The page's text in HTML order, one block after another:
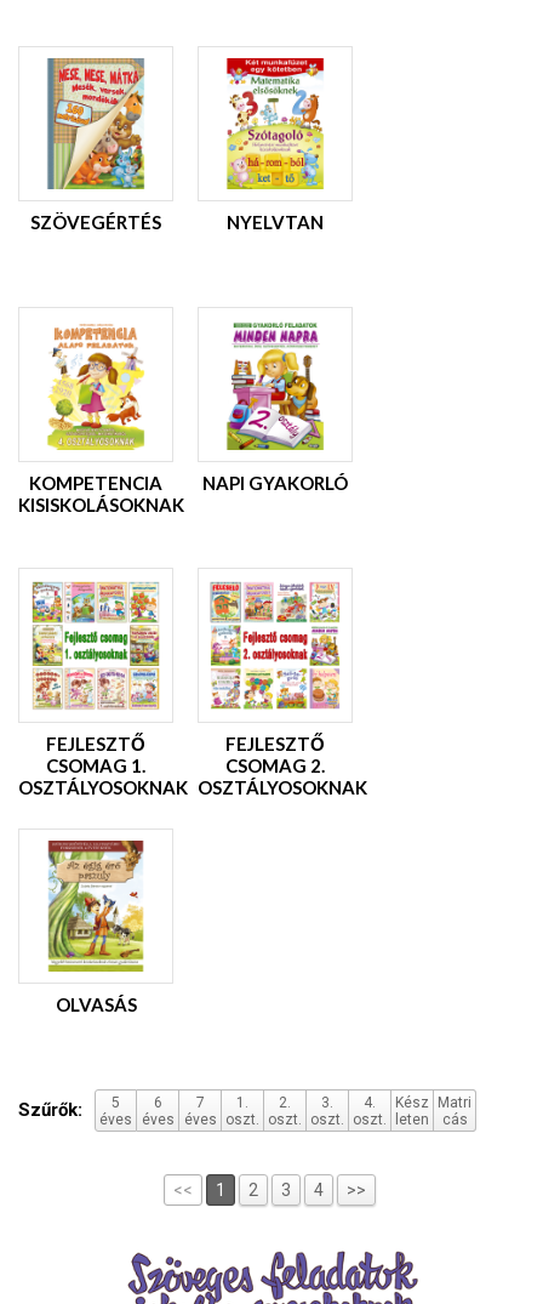
SZÖVEGÉRTÉS NYELVTAN
KOMPETENCIA
KISISKOLÁSOKNAK
NAPI GYAKORLÓ
FEJLESZTŐ
CSOMAG 1.
OSZTÁLYOSOKNAK
FEJLESZTŐ
CSOMAG 2.
OSZTÁLYOSOKNAK
OLVASÁS
Szűrők:
5
éves
6
éves
7
éves
1.
oszt.
2.
oszt.
3.
oszt.
4.
oszt.
Kész
leten
Matri
cás
<< 1 2 3 4 >>